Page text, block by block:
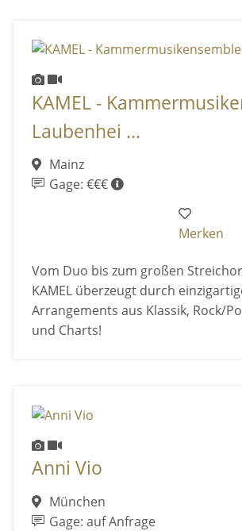
KAMEL -
Laubenhei ...
Mainz
Gage: €€€
Merken
Vom Duo bis zum großen
KAMEL überzeugt durch
Arrangements aus Klassik, Rock/
und Charts!
Anni Vio
München
Gage: auf Anfrage